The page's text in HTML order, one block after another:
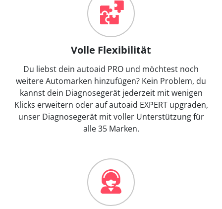
Volle Flexibilität
Du liebst dein autoaid PRO und möchtest noch
weitere Automarken hinzufügen? Kein Problem, du
kannst dein Diagnosegerät jederzeit mit wenigen
Klicks erweitern oder auf autoaid EXPERT upgraden,
unser Diagnosegerät mit voller Unterstützung für
alle 35 Marken.